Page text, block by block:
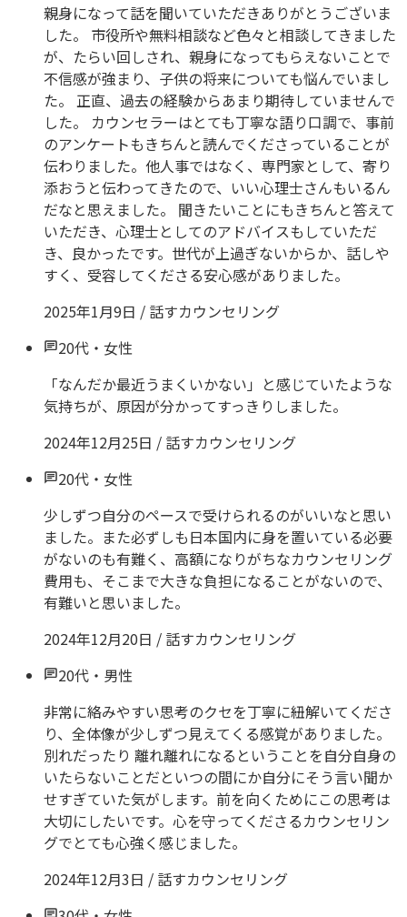
親身になって話を聞いていただきありがとうございま
した。 市役所や無料相談など色々と相談してきました
が、たらい回しされ、親身になってもらえないことで
不信感が強まり、子供の将来についても悩んでいまし
た。 正直、過去の経験からあまり期待していませんで
した。 カウンセラーはとても丁寧な語り口調で、事前
のアンケートもきちんと読んでくださっていることが
伝わりました。他人事ではなく、専門家として、寄り
添おうと伝わってきたので、いい心理士さんもいるん
だなと思えました。 聞きたいことにもきちんと答えて
いただき、心理士としてのアドバイスもしていただ
き、良かったです。世代が上過ぎないからか、話しや
すく、受容してくださる安心感がありました。
2025年1月9日 / 話すカウンセリング
20代 ・ 女性
「なんだか最近うまくいかない」と感じていたような
気持ちが、原因が分かってすっきりしました。
2024年12月25日 / 話すカウンセリング
20代 ・ 女性
少しずつ自分のペースで受けられるのがいいなと思い
ました。また必ずしも日本国内に身を置いている必要
がないのも有難く、高額になりがちなカウンセリング
費用も、そこまで大きな負担になることがないので、
有難いと思いました。
2024年12月20日 / 話すカウンセリング
20代 ・ 男性
非常に絡みやすい思考のクセを丁寧に紐解いてくださ
り、全体像が少しずつ見えてくる感覚がありました。
別れだったり 離れ離れになるということを自分自身の
いたらないことだといつの間にか自分にそう言い聞か
せすぎていた気がします。前を向くためにこの思考は
大切にしたいです。心を守ってくださるカウンセリン
グでとても心強く感じました。
2024年12月3日 / 話すカウンセリング